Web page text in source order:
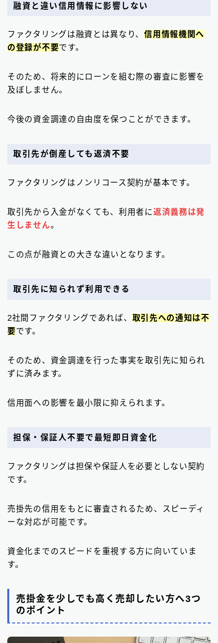
融資と違い信用情報に影響しない
ファクタリングは融資とは異なり、信用情報機関へ
の登録が不要です。
そのため、将来的にローンを組む際の審査に影響を
及ぼしません。
今後の資金調達の自由度を保つことができます。
取引先が倒産しても返済不要
ファクタリングはノンリコース契約が基本です。
取引先から入金がなくても、利用者に返済義務は発
生しません。
この点が融資との大きな違いとなります。
取引先に知られず利用できる
2社間ファクタリングであれば、 取引先への通知は不
要です。
そのため、資金調達を行った事実を取引先に知られ
ずに済みます。
信用面への影響を最小限に抑えられます。
担保・保証人不要で最短即日資金化
ファクタリングは担保や保証人を必要としない契約
です。
売掛先の信用をもとに審査されるため、スピーディ
ーな対応が可能です。
資金化までのスピードを重視する方に向いていま
す。
売掛金を少しでも高く売却したい方へ3つ
のポイント